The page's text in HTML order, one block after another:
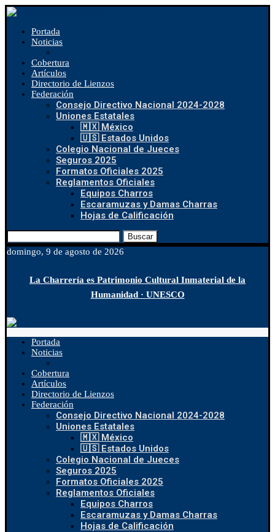
Portada
Noticias
Cobertura
Artículos
Directorio de Lienzos
Federación
Consejo Directivo Nacional 2024-2028
Uniones Estatales
🇲🇽 México
🇺🇸 Estados Unidos
Colegio Nacional de Jueces
Seguros 2025
Formatos Oficiales 2025
Reglamentos Oficiales
Equipos Charros
Escaramuzas y Damas Charras
Hojas de Calificación
Buscar
domingo, 9 de agosto de 2026
La Charrería es Patrimonio Cultural Inmaterial de la
Humanidad · UNESCO
Portada
Noticias
Cobertura
Artículos
Directorio de Lienzos
Federación
Consejo Directivo Nacional 2024-2028
Uniones Estatales
🇲🇽 México
🇺🇸 Estados Unidos
Colegio Nacional de Jueces
Seguros 2025
Formatos Oficiales 2025
Reglamentos Oficiales
Equipos Charros
Escaramuzas y Damas Charras
Hojas de Calificación